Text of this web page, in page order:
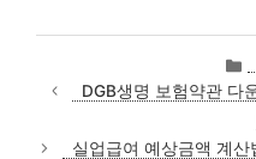
DGB생명 보험약관 다
실업급여 예상금액 계